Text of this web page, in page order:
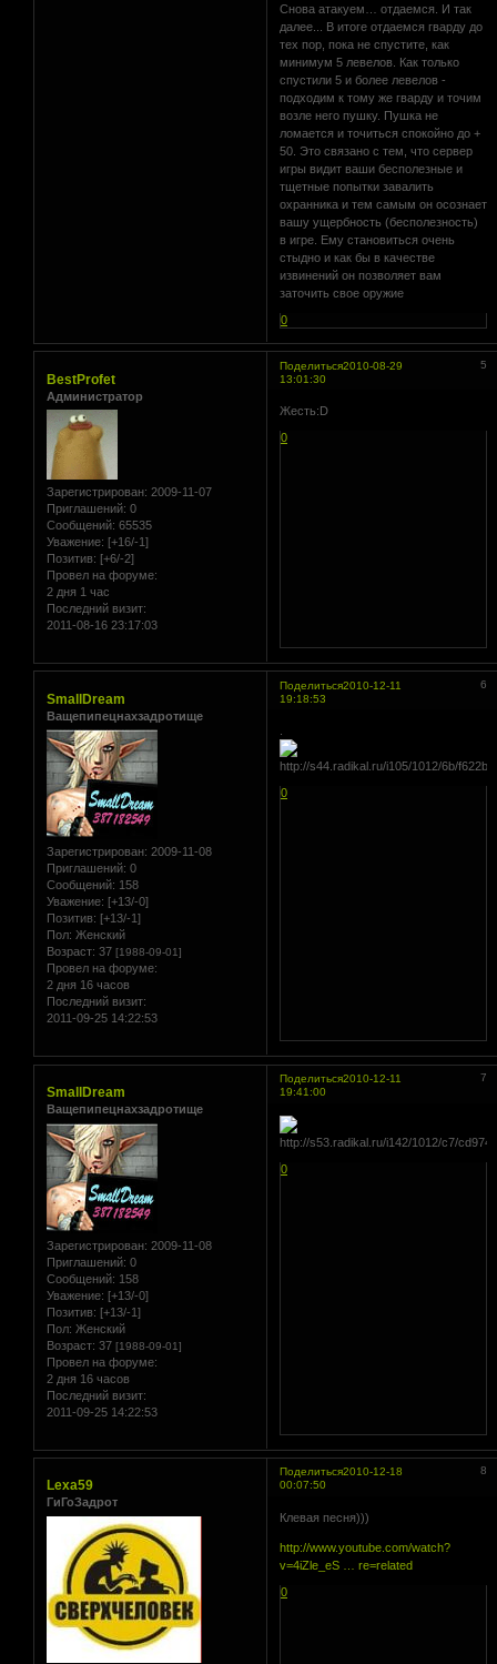
Снова атакуем… отдаемся. И так
далее... В итоге отдаемся гварду до
тех пор, пока не спустите, как
минимум 5 левелов. Как только
спустили 5 и более левелов -
подходим к тому же гварду и точим
возле него пушку. Пушка не
ломается и точиться спокойно до +
50. Это связано с тем, что сервер
игры видит ваши бесполезные и
тщетные попытки завалить
охранника и тем самым он осознает
вашу ущербность (бесполезность)
в игре. Ему становиться очень
стыдно и как бы в качестве
извинений он позволяет вам
заточить свое оружие
0
Поделиться 5
2010-08-29
13:01:30
BestProfet
Администратор
Зарегистрирован: 2009-11-07
Приглашений: 0
Сообщений: 65535
Уважение: [+16/-1]
Позитив: [+6/-2]
Провел на форуме:
2 дня 1 час
Последний визит:
2011-08-16 23:17:03
Жесть:D
0
Поделиться 6
2010-12-11
19:18:53
SmallDream
Ващепипецнахзадротище
Зарегистрирован: 2009-11-08
Приглашений: 0
Сообщений: 158
Уважение: [+13/-0]
Позитив: [+13/-1]
Пол: Женский
Возраст: 37 [1988-09-01]
Провел на форуме:
2 дня 16 часов
Последний визит:
2011-09-25 14:22:53
.
0
Поделиться 7
2010-12-11
19:41:00
SmallDream
Ващепипецнахзадротище
Зарегистрирован: 2009-11-08
Приглашений: 0
Сообщений: 158
Уважение: [+13/-0]
Позитив: [+13/-1]
Пол: Женский
Возраст: 37 [1988-09-01]
Провел на форуме:
2 дня 16 часов
Последний визит:
2011-09-25 14:22:53
0
Поделиться 8
2010-12-18
00:07:50
Lexa59
ГиГоЗадрот
Клевая песня)))
http://www.youtube.com/watch?
v=4iZle_eS … re=related
0